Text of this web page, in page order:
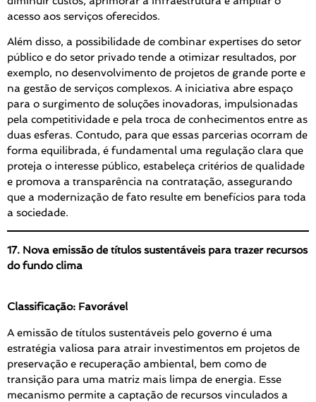
acesso aos serviços oferecidos.
Além disso, a possibilidade de combinar expertises do setor
público e do setor privado tende a otimizar resultados, por
exemplo, no desenvolvimento de projetos de grande porte e
na gestão de serviços complexos. A iniciativa abre espaço
para o surgimento de soluções inovadoras, impulsionadas
pela competitividade e pela troca de conhecimentos entre as
duas esferas. Contudo, para que essas parcerias ocorram de
forma equilibrada, é fundamental uma regulação clara que
proteja o interesse público, estabeleça critérios de qualidade
e promova a transparência na contratação, assegurando
que a modernização de fato resulte em benefícios para toda
a sociedade.
17. Nova emissão de títulos sustentáveis para trazer recursos
do fundo clima
Classificação: Favorável
A emissão de títulos sustentáveis pelo governo é uma
estratégia valiosa para atrair investimentos em projetos de
preservação e recuperação ambiental, bem como de
transição para uma matriz mais limpa de energia. Esse
mecanismo permite a captação de recursos vinculados a